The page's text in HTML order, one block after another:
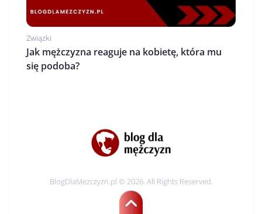
Związki
Jak mężczyzna reaguje na kobietę, która mu
się podoba?
BlogDlaMezczyzn.pl © 2026. All Rights Reserved.